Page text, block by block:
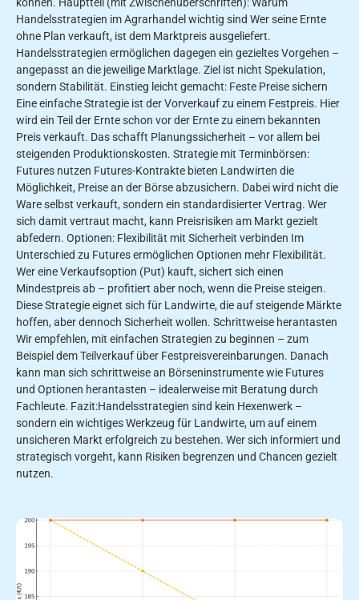
Handelsstrategien im Agrarhandel wichtig sind Wer seine Ernte
ohne Plan verkauft, ist dem Marktpreis ausgeliefert.
Handelsstrategien ermöglichen dagegen ein gezieltes Vorgehen –
angepasst an die jeweilige Marktlage. Ziel ist nicht Spekulation,
sondern Stabilität. Einstieg leicht gemacht: Feste Preise sichern
Eine einfache Strategie ist der Vorverkauf zu einem Festpreis. Hier
wird ein Teil der Ernte schon vor der Ernte zu einem bekannten
Preis verkauft. Das schafft Planungssicherheit – vor allem bei
steigenden Produktionskosten. Strategie mit Terminbörsen:
Futures nutzen Futures-Kontrakte bieten Landwirten die
Möglichkeit, Preise an der Börse abzusichern. Dabei wird nicht die
Ware selbst verkauft, sondern ein standardisierter Vertrag. Wer
sich damit vertraut macht, kann Preisrisiken am Markt gezielt
abfedern. Optionen: Flexibilität mit Sicherheit verbinden Im
Unterschied zu Futures ermöglichen Optionen mehr Flexibilität.
Wer eine Verkaufsoption (Put) kauft, sichert sich einen
Mindestpreis ab – profitiert aber noch, wenn die Preise steigen.
Diese Strategie eignet sich für Landwirte, die auf steigende Märkte
hoffen, aber dennoch Sicherheit wollen. Schrittweise herantasten
Wir empfehlen, mit einfachen Strategien zu beginnen – zum
Beispiel dem Teilverkauf über Festpreisvereinbarungen. Danach
kann man sich schrittweise an Börseninstrumente wie Futures
und Optionen herantasten – idealerweise mit Beratung durch
Fachleute. Fazit:Handelsstrategien sind kein Hexenwerk –
sondern ein wichtiges Werkzeug für Landwirte, um auf einem
unsicheren Markt erfolgreich zu bestehen. Wer sich informiert und
strategisch vorgeht, kann Risiken begrenzen und Chancen gezielt
nutzen.